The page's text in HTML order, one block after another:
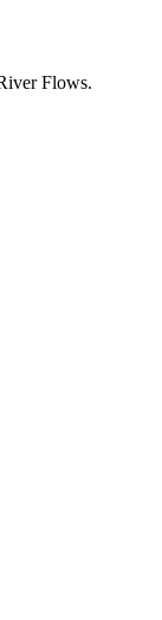
Flows.